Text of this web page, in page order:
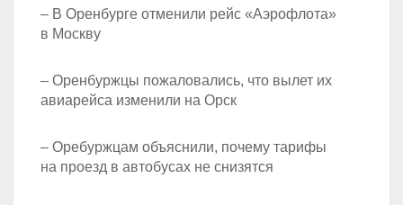
– В Оренбурге отменили рейс «Аэрофлота»
в Москву
– Оренбуржцы пожаловались, что вылет их
авиарейса изменили на Орск
– Оребуржцам объяснили, почему тарифы
на проезд в автобусах не снизятся